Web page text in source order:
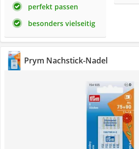
perfekt passen
besonders vielseitig
Prym Nachstick-Nadel